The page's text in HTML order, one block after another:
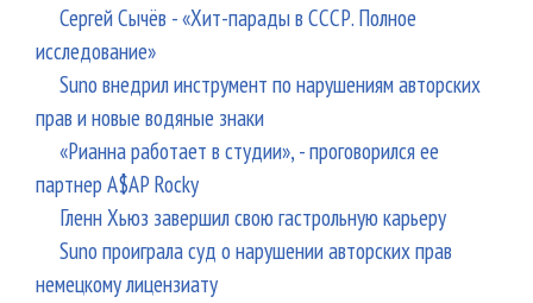
Сергей Сычёв - «Хит-парады в СССР. Полное
исследование»
Suno внедрил инструмент по нарушениям авторских
прав и новые водяные знаки
«Рианна работает в студии», - проговорился ее
партнер A$AP Rocky
Гленн Хьюз завершил свою гастрольную карьеру
Suno проиграла суд о нарушении авторских прав
немецкому лицензиату